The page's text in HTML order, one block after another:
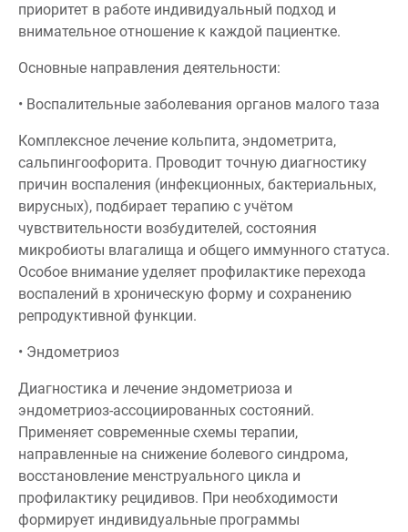
приоритет в работе индивидуальный подход и
внимательное отношение к каждой пациентке.
Основные направления деятельности:
• Воспалительные заболевания органов малого таза
Комплексное лечение кольпита, эндометрита,
сальпингоофорита. Проводит точную диагностику
причин воспаления (инфекционных, бактериальных,
вирусных), подбирает терапию с учётом
чувствительности возбудителей, состояния
микробиоты влагалища и общего иммунного статуса.
Особое внимание уделяет профилактике перехода
воспалений в хроническую форму и сохранению
репродуктивной функции.
• Эндометриоз
Диагностика и лечение эндометриоза и
эндометриоз-ассоциированных состояний.
Применяет современные схемы терапии,
направленные на снижение болевого синдрома,
восстановление менструального цикла и
профилактику рецидивов. При необходимости
формирует индивидуальные программы